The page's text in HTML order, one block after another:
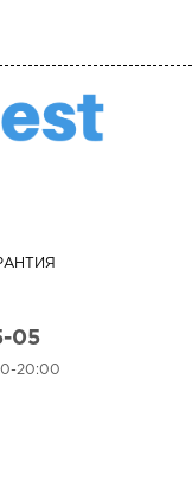
05
20:00